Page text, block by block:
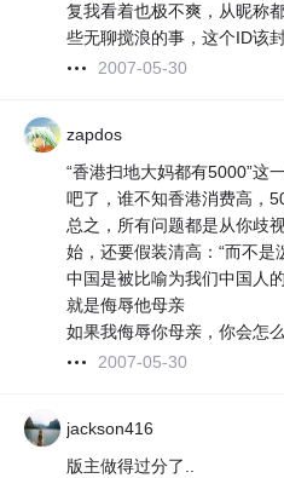
复我看着也极不爽，从昵称
些无聊搅浪的事，这个ID该
2007-05-30
zapdos
“香港扫地大妈都有5000”这
吧了，谁不知香港消费高，
总之，所有问题都是从你歧
始，还要假装清高：“而不是
中国是被比喻为我们中国人
就是侮辱他母亲
如果我侮辱你母亲，你会怎
2007-05-30
jackson416
版主做得过分了..